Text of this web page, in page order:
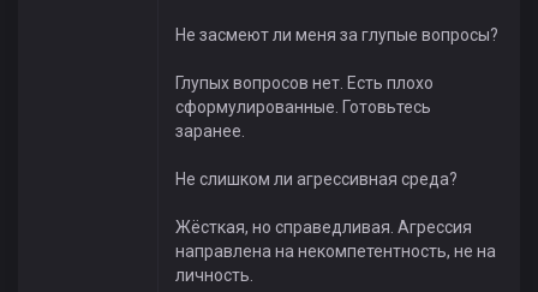
Не засмеют ли меня за глупые вопросы?
Глупых вопросов нет. Есть плохо
сформулированные. Готовьтесь
заранее.
Не слишком ли агрессивная среда?
Жёсткая, но справедливая. Агрессия
направлена на некомпетентность, не на
личность.